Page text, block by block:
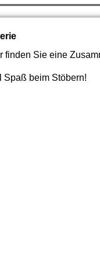
finden Sie eine
Spaß beim Stöbern!